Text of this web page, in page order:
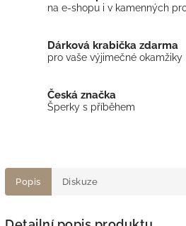
na e-shopu i v kamenných
Dárková krabička zdarma
pro vaše výjimečné okamžiky
Česká značka
Šperky s příběhem
Popis Diskuze